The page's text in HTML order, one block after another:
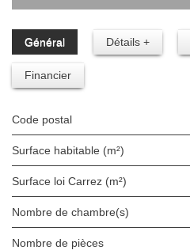
Général Détails +
Financier
Code postal
Surface habitable (m²)
Surface loi Carrez (m²)
Nombre de chambre(s)
Nombre de pièces